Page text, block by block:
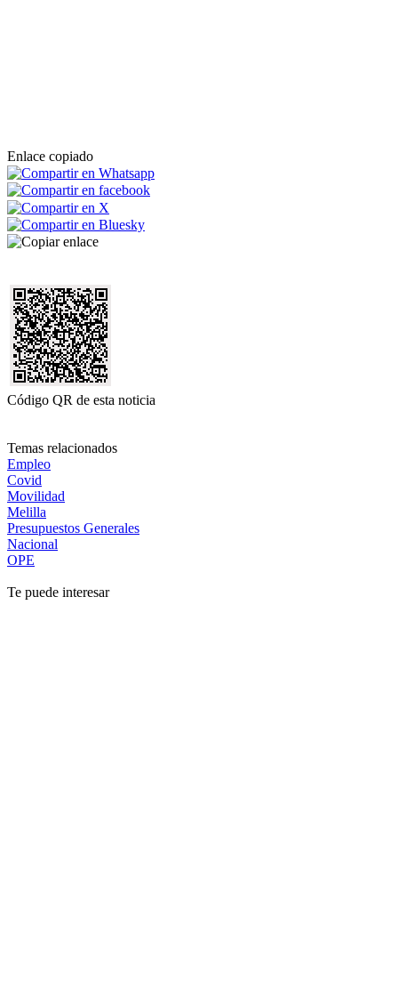
Enlace copiado
Código QR de esta noticia
Temas relacionados
Empleo
Covid
Movilidad
Melilla
Presupuestos Generales
Nacional
OPE
Te puede interesar